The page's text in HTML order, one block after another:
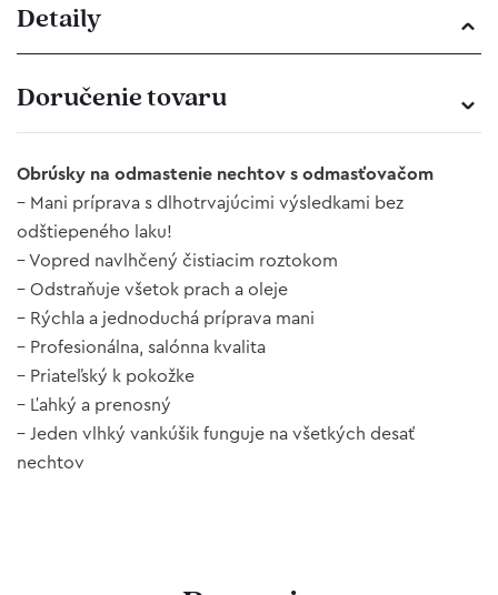
Detaily
Doručenie tovaru
Obrúsky na odmastenie nechtov s odmasťovačom
– Mani príprava s dlhotrvajúcimi výsledkami bez
odštiepeného laku!
– Vopred navlhčený čistiacim roztokom
– Odstraňuje všetok prach a oleje
– Rýchla a jednoduchá príprava mani
– Profesionálna, salónna kvalita
– Priateľský k pokožke
– Ľahký a prenosný
– Jeden vlhký vankúšik funguje na všetkých desať
nechtov